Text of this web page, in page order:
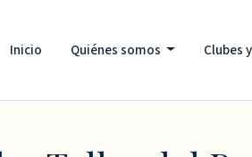
Inicio Quiénes somos Clubes